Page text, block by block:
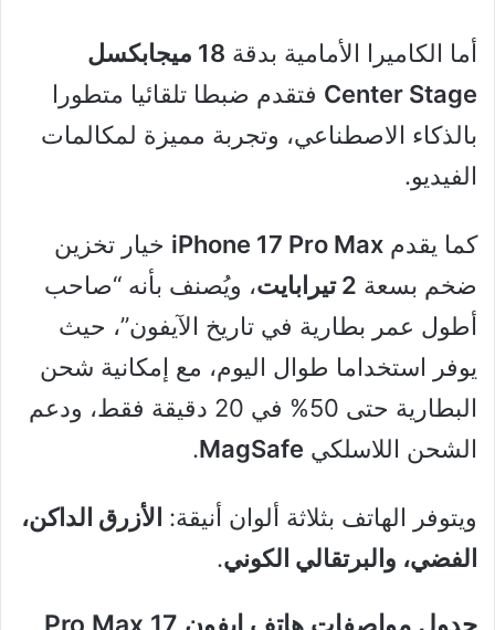
أما الكاميرا الأمامية بدقة
18 ميجابكسل
Center Stage فتقدم ضبطا تلقائيا متطورا
بالذكاء الاصطناعي، وتجربة مميزة لمكالمات
الفيديو.
كما يقدم iPhone 17 Pro Max خيار تخزين
ضخم بسعة 2 تيرابايت
، ويُصنف بأنه “صاحب
أطول عمر بطارية في تاريخ الآيفون”، حيث
يوفر استخداما طوال اليوم، مع إمكانية شحن
البطارية حتى 50% في 20 دقيقة فقط، ودعم
الشحن اللاسلكي MagSafe
.
ويتوفر الهاتف بثلاثة ألوان أنيقة: الأزرق الداكن،
الفضي، والبرتقالي الكوني.